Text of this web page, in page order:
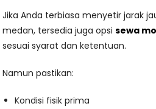
Jika Anda terbiasa menyetir jarak
medan, tersedia juga opsisewa
sesuai syarat dan ketentuan.
Namun pastikan:
Kondisi fisik prima